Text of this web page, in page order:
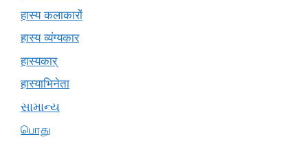
हास्य कलाकारों
हास्य व्यंग्यकार
हास्यकार्
हास्याभिनेता
સામાન્ય
பொது